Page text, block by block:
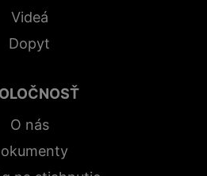
Videá
Dopyt
O nás